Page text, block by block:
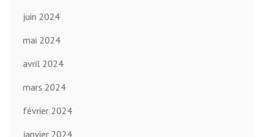
juin 2024
mai 2024
avril 2024
mars 2024
février 2024
janvier 2024